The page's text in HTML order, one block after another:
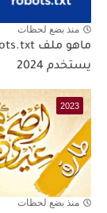
منذ بضع لحظات
يستخدم 2024
2023
منذ بضع لحظات